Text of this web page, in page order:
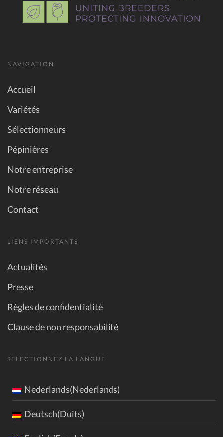
NAVIGATION
Accueil
Variétés
Sélectionneurs
Pépinières
Notre entreprise
Notre réseau
Contact
LIENS IMPORTANTS
Actualités
Presse
Règles de confidentialité
Clause de non responsabilité
SELECTIONNEZ LA LANGUE
Nederlands(Nederlands)
Deutsch(Duits)